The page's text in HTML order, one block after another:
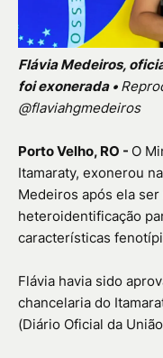
Flávia Medeiros,
foi exonerada •
@flaviahgmedeiros
Porto Velho, RO - O
Itamaraty, exonerou
Medeiros após ela
heteroidentificação
características
Flávia havia sido
chancelaria do
(Diário Oficial da